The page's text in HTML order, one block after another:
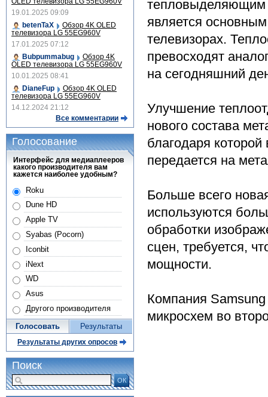
тепловыделяющим
является
телевизорах.
превосходят
на сегодняшний
Улучшение
нового состава
благодаря
передается на
Больше всего
используются
обработки
сцен, требуется,
мощности.
Компания
микросхем во
OLED телевизора LG 55EG960V
19.01.2025 09:09
betenTaX
Обзор 4K OLED
телевизора LG 55EG960V
17.01.2025 07:12
Bubpummabug
Обзор 4K
OLED телевизора LG 55EG960V
10.01.2025 08:41
DianeFup
Обзор 4K OLED
телевизора LG 55EG960V
14.12.2024 21:12
Все комментарии
Голосование
Интерфейс для медиаплееров
какого производителя вам
кажется наиболее удобным?
Roku
Dune HD
Apple TV
Syabas (Pocorn)
Iconbit
iNext
WD
Asus
Другого производителя
Голосовать Результаты
Результаты других опросов
Поиск
ОК